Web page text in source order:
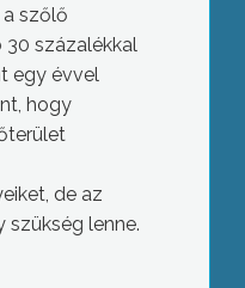
szőlő
30 százalékkal
egy évvel
hogy
de az
szükség lenne.